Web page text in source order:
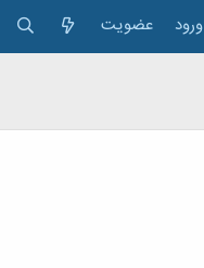
ورود عضویت